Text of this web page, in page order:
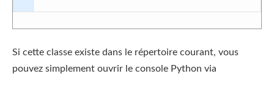
Si cette classe existe dans le répertoire courant, vous
pouvez simplement ouvrir le console Python via